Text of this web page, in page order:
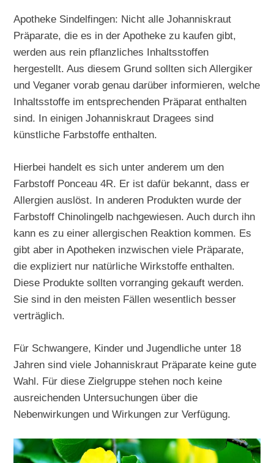
Apotheke Sindelfingen: Nicht alle Johanniskraut
Präparate, die es in der Apotheke zu kaufen gibt,
werden aus rein pflanzliches Inhaltsstoffen
hergestellt. Aus diesem Grund sollten sich Allergiker
und Veganer vorab genau darüber informieren, welche
Inhaltsstoffe im entsprechenden Präparat enthalten
sind. In einigen Johanniskraut Dragees sind
künstliche Farbstoffe enthalten.
Hierbei handelt es sich unter anderem um den
Farbstoff Ponceau 4R. Er ist dafür bekannt, dass er
Allergien auslöst. In anderen Produkten wurde der
Farbstoff Chinolingelb nachgewiesen. Auch durch ihn
kann es zu einer allergischen Reaktion kommen. Es
gibt aber in Apotheken inzwischen viele Präparate,
die expliziert nur natürliche Wirkstoffe enthalten.
Diese Produkte sollten vorranging gekauft werden.
Sie sind in den meisten Fällen wesentlich besser
verträglich.
Für Schwangere, Kinder und Jugendliche unter 18
Jahren sind viele Johanniskraut Präparate keine gute
Wahl. Für diese Zielgruppe stehen noch keine
ausreichenden Untersuchungen über die
Nebenwirkungen und Wirkungen zur Verfügung.